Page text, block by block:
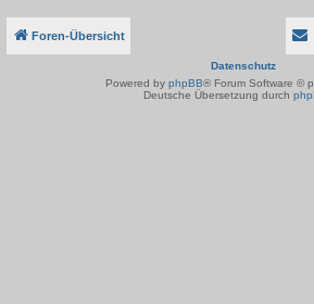
Foren-Übersicht
Datenschutz
Powered by phpBB® Forum Software ©
Deutsche Übersetzung durch